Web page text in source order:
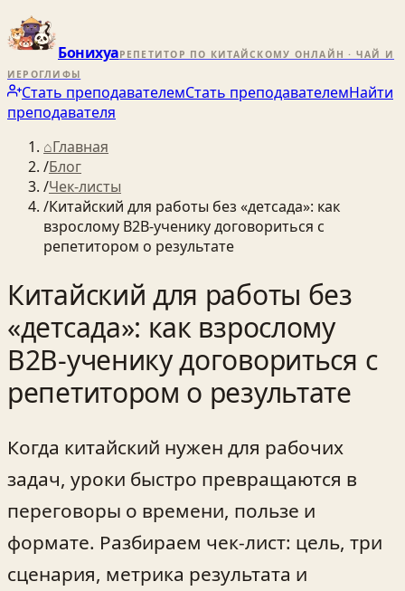
БонихуаРЕПЕТИТОР ПО КИТАЙСКОМУ ОНЛАЙН · ЧАЙ И
ИЕРОГЛИФЫ
Стать преподавателемСтать преподавателемНайти
преподавателя
⌂Главная
/Блог
/Чек-листы
/Китайский для работы без «детсада»: как
взрослому B2B-ученику договориться с
репетитором о результате
Китайский для работы без
«детсада»: как взрослому
B2B-ученику договориться с
репетитором о результате
Когда китайский нужен для рабочих
задач, уроки быстро превращаются в
переговоры о времени, пользе и
формате. Разбираем чек‑лист: цель, три
сценария, метрика результата и